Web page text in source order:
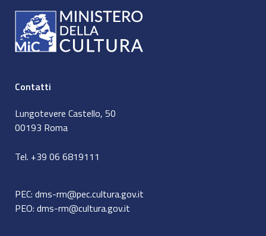
Contatti
Lungotevere Castello, 50
00193 Roma
Tel. +39 06 6819111
PEC: dms-rm@pec.cultura.gov.it
PEO: dms-rm@cultura.gov.it